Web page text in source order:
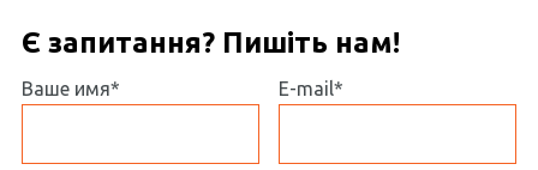
Є запитання? Пишіть нам!
Ваше имя* E-mail*